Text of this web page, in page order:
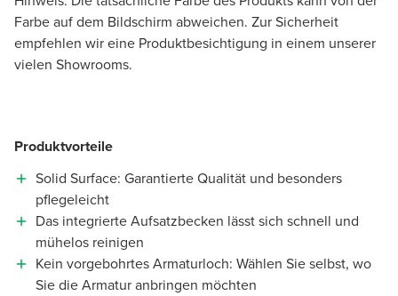
Farbe auf dem Bildschirm abweichen. Zur Sicherheit
empfehlen wir eine Produktbesichtigung in einem unserer
vielen Showrooms.
Produktvorteile
Solid Surface: Garantierte Qualität und besonders
pflegeleicht
Das integrierte Aufsatzbecken lässt sich schnell und
mühelos reinigen
Kein vorgebohrtes Armaturloch: Wählen Sie selbst, wo
Sie die Armatur anbringen möchten